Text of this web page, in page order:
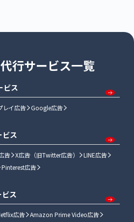
行サービス一覧
ビス
レイ広告 Google広告
ビス
告 X広告（旧Twitter広告）
LINE広告
Pinterest広告
ス
広告
Amazon Prime Video広告